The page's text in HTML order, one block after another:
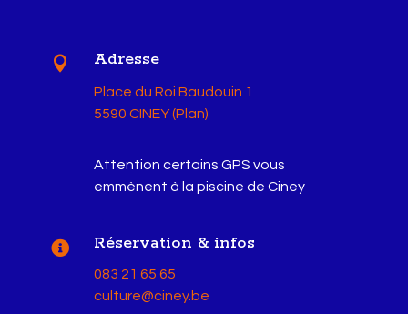
 Adresse
Place du Roi Baudouin 1
5590 CINEY (Plan)
Attention certains GPS vous
emmènent à la piscine de Ciney
 Réservation & infos
083 21 65 65
culture@ciney.be